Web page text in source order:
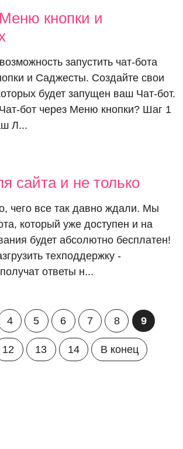
кнопки и
запустить чат-бота
и Саджесты. Создайте свои
будет запущен ваш Чат-бот.
Чат-бот через Меню кнопки? Шаг 1
Л...
бот для
только
сайта и не только
чего все так давно ждали. Мы
который уже доступен и на
будет абсолютно бесплатен!
техподдержку -
ответы н...
4 5 6 7 8 9
12 13 14 В конец